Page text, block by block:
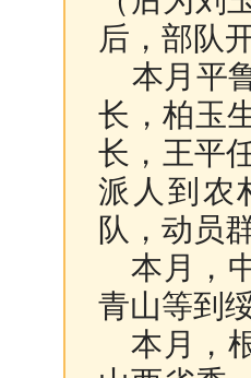
后，部队
本月平
长，柏玉
长，王平
派人到农
队，动员
本月，
青山等到
本月，